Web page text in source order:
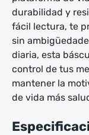
durabilidad y
fácil lectura, te
sin
diaria, esta
control de tus
mantener la
de vida más